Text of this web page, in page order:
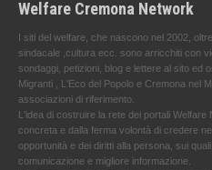
Welfare Cremona Network
I siti del welfare, che nascono nel 2002,
sindacale ,cultura ecc. sono arricchiti con
sondaggi, petizioni, blog e lettere al sito ed
Migranti , L'Eco del Popolo e Cremona nel
associazioni di riferimento.
L'idea di costruire la rete dei portali
concreta e dalla ferma volontà di credere
opportunità e dei diritti alla persona, sui
comunicazione e migliore informazione.